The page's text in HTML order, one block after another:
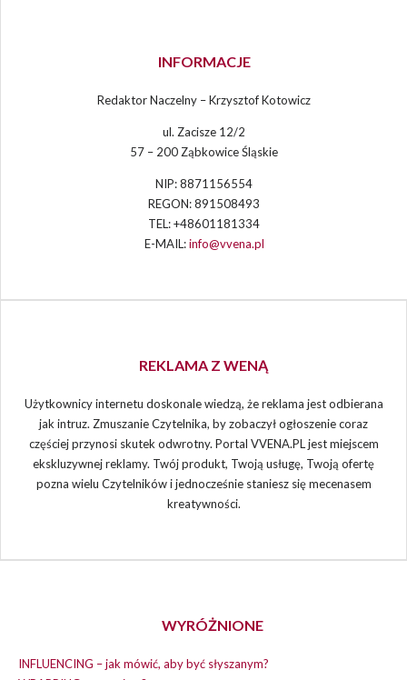
INFORMACJE
Redaktor Naczelny – Krzysztof Kotowicz
ul. Zacisze 12/2
57 – 200 Ząbkowice Śląskie
NIP: 8871156554
REGON: 891508493
TEL: +48601181334
E-MAIL:info@vvena.pl
REKLAMA Z WENĄ
Użytkownicy internetu doskonale wiedzą, że reklama jest odbierana
jak intruz. Zmuszanie Czytelnika, by zobaczył ogłoszenie coraz
częściej przynosi skutek odwrotny. Portal VVENA.PL jest miejscem
ekskluzywnej reklamy. Twój produkt, Twoją usługę, Twoją ofertę
pozna wielu Czytelników i jednocześnie staniesz się mecenasem
kreatywności.
WYRÓŻNIONE
INFLUENCING – jak mówić, aby być słyszanym?